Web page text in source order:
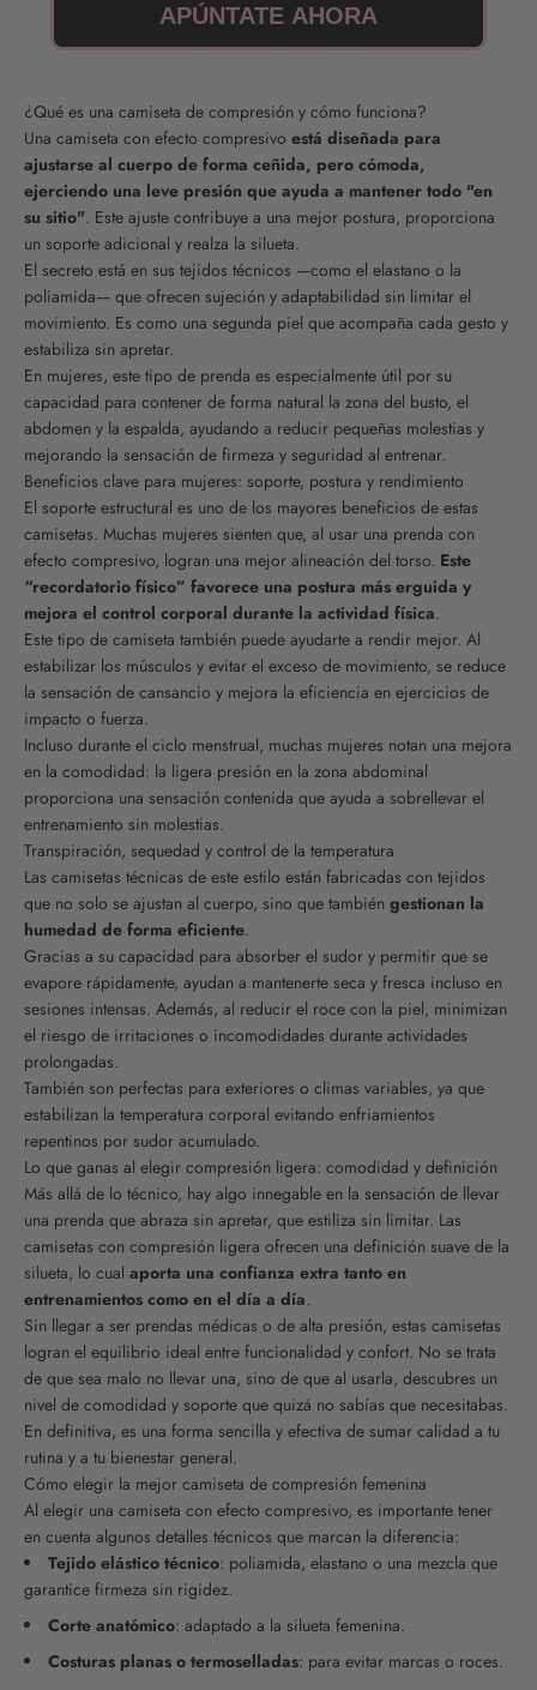
APÚNTATE AHORA
¿Qué es una camiseta de compresión y cómo funciona?
Una camiseta con efecto compresivo está diseñada para
ajustarse al cuerpo de forma ceñida, pero cómoda,
ejerciendo una leve presión que ayuda a mantener todo "en
su sitio". Este ajuste contribuye a una mejor postura, proporciona
un soporte adicional y realza la silueta.
El secreto está en sus tejidos técnicos —como el elastano o la
poliamida— que ofrecen sujeción y adaptabilidad sin limitar el
movimiento. Es como una segunda piel que acompaña cada gesto y
estabiliza sin apretar.
En mujeres, este tipo de prenda es especialmente útil por su
capacidad para contener de forma natural la zona del busto, el
abdomen y la espalda, ayudando a reducir pequeñas molestias y
mejorando la sensación de firmeza y seguridad al entrenar.
Beneficios clave para mujeres: soporte, postura y rendimiento
El soporte estructural es uno de los mayores beneficios de estas
camisetas. Muchas mujeres sienten que, al usar una prenda con
efecto compresivo, logran una mejor alineación del torso. Este
“recordatorio físico” favorece una postura más erguida y
mejora el control corporal durante la actividad física.
Este tipo de camiseta también puede ayudarte a rendir mejor. Al
estabilizar los músculos y evitar el exceso de movimiento, se reduce
la sensación de cansancio y mejora la eficiencia en ejercicios de
impacto o fuerza.
Incluso durante el ciclo menstrual, muchas mujeres notan una mejora
en la comodidad: la ligera presión en la zona abdominal
proporciona una sensación contenida que ayuda a sobrellevar el
entrenamiento sin molestias.
Transpiración, sequedad y control de la temperatura
Las camisetas técnicas de este estilo están fabricadas con tejidos
que no solo se ajustan al cuerpo, sino que también gestionan la
humedad de forma eficiente.
Gracias a su capacidad para absorber el sudor y permitir que se
evapore rápidamente, ayudan a mantenerte seca y fresca incluso en
sesiones intensas. Además, al reducir el roce con la piel, minimizan
el riesgo de irritaciones o incomodidades durante actividades
prolongadas.
También son perfectas para exteriores o climas variables, ya que
estabilizan la temperatura corporal evitando enfriamientos
repentinos por sudor acumulado.
Lo que ganas al elegir compresión ligera: comodidad y definición
Más allá de lo técnico, hay algo innegable en la sensación de llevar
una prenda que abraza sin apretar, que estiliza sin limitar. Las
camisetas con compresión ligera ofrecen una definición suave de la
silueta, lo cual aporta una confianza extra tanto en
entrenamientos como en el día a día.
Sin llegar a ser prendas médicas o de alta presión, estas camisetas
logran el equilibrio ideal entre funcionalidad y confort. No se trata
de que sea malo no llevar una, sino de que al usarla, descubres un
nivel de comodidad y soporte que quizá no sabías que necesitabas.
En definitiva, es una forma sencilla y efectiva de sumar calidad a tu
rutina y a tu bienestar general.
Cómo elegir la mejor camiseta de compresión femenina
Al elegir una camiseta con efecto compresivo, es importante tener
en cuenta algunos detalles técnicos que marcan la diferencia:
Tejido elástico técnico: poliamida, elastano o una mezcla que
garantice firmeza sin rigidez.
Corte anatómico: adaptado a la silueta femenina.
Costuras planas o termoselladas: para evitar marcas o roces.